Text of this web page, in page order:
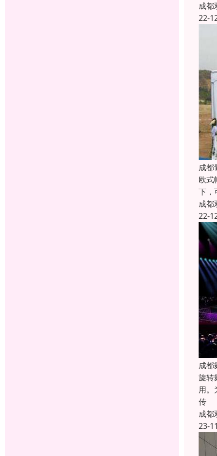
成都
22-
成都
欧式
下，
成都
22-
成都
旋转
用。
传
成都
23-